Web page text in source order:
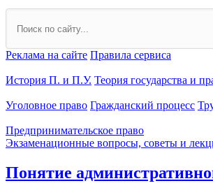
Реклама на сайте Правила сервиса
История П. и П.У. Теория государства и
Уголовное право Гражданский процесс
Предпринимательское право
Экзаменационные вопросы, советы и
Понятие